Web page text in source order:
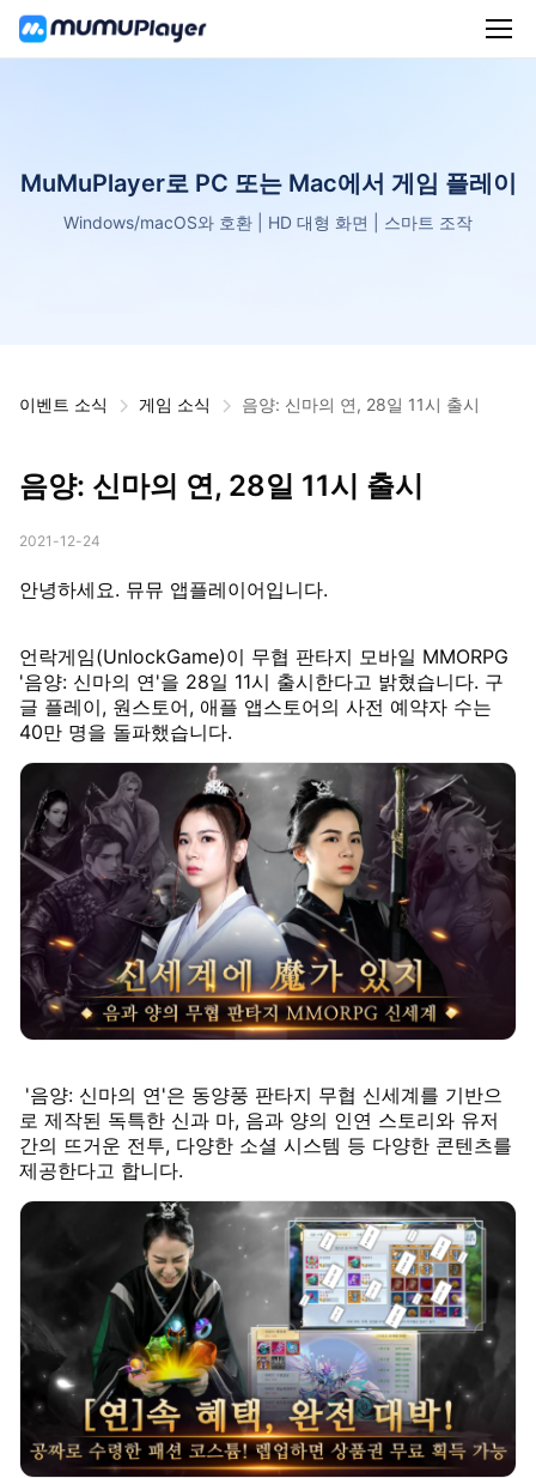
MuMuPlayer로 PC 또는 Mac에서 게임 플레이
Windows/macOS와 호환 | HD 대형 화면 | 스마트 조작
이벤트 소식 게임 소식 음양: 신마의 연, 28일 11시 출시
음양: 신마의 연, 28일 11시 출시
2021-12-24
안녕하세요. 뮤뮤 앱플레이어입니다.
언락게임(UnlockGame)이 무협 판타지 모바일 MMORPG
'음양: 신마의 연'을 28일 11시 출시한다고 밝혔습니다. 구
글 플레이, 원스토어, 애플 앱스토어의 사전 예약자 수는
40만 명을 돌파했습니다.
'음양: 신마의 연'은 동양풍 판타지 무협 신세계를 기반으
로 제작된 독특한 신과 마, 음과 양의 인연 스토리와 유저
간의 뜨거운 전투, 다양한 소셜 시스템 등 다양한 콘텐츠를
제공한다고 합니다.